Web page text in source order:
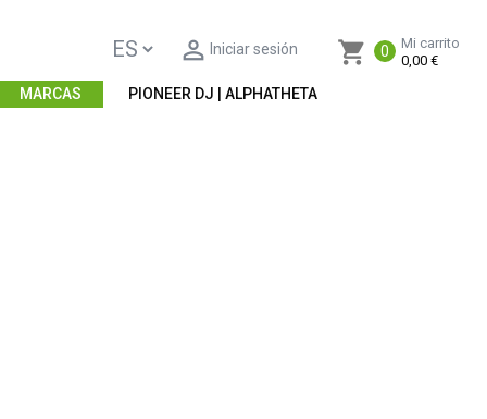
shopping_cart 0
Mi carrito
0,00 €
 Iniciar sesión
MARCAS PIONEER DJ | ALPHATHETA